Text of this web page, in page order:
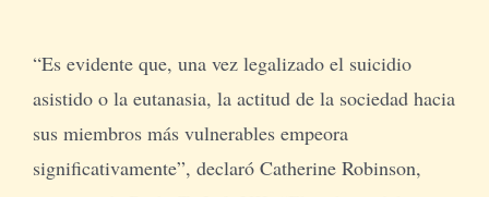
“Es evidente que, una vez legalizado el suicidio
asistido o la eutanasia, la actitud de la sociedad hacia
sus miembros más vulnerables empeora
significativamente”, declaró Catherine Robinson,